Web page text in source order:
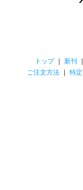
トップ｜ 新刊
ご注文方法｜ 特